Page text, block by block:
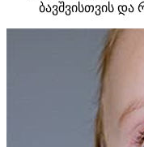
ბავშვისთვის